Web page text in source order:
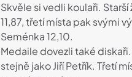
Skvěle si vedli koulaři.
11,87, třetí místa pak svými
Seménka 12,10.
Medaile dovezli také
stejně jako Jiří Petřík. Třetí